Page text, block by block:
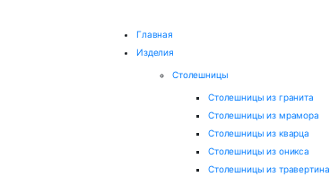
Главная
Изделия
Столешницы
Столешницы из гранита
Столешницы из мрамора
Столешницы из кварца
Столешницы из оникса
Столешницы из травертина